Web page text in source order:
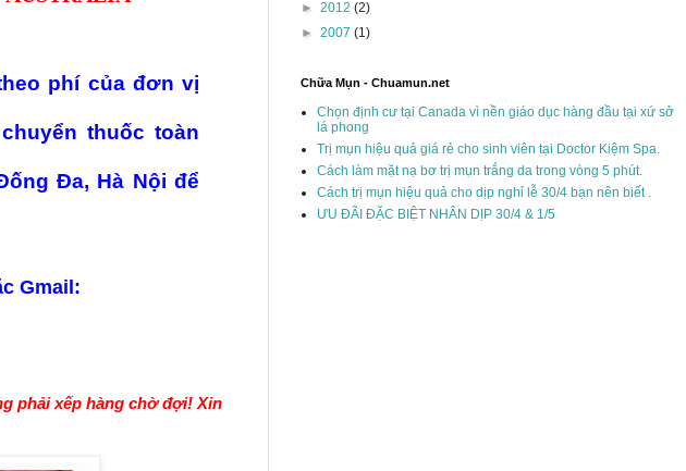
phí của đơn vị
thuốc toàn
Đa, Hà Nội để
Gmail:
phải xếp hàng chờ đợi! Xin
► 2012 (2)
► 2007 (1)
Chữa Mụn - Chuamun.net
Chọn định cư tại Canada vì nền giáo dục hàng đầu tại xứ sở
lá phong
Trị mụn hiệu quả giá rẻ cho sinh viên tại Doctor Kiệm Spa.
Cách làm mặt nạ bơ trị mụn trắng da trong vòng 5 phút.
Cách trị mụn hiệu quả cho dịp nghỉ lễ 30/4 bạn nên biết .
ƯU ĐÃI ĐẶC BIỆT NHÂN DỊP 30/4 & 1/5